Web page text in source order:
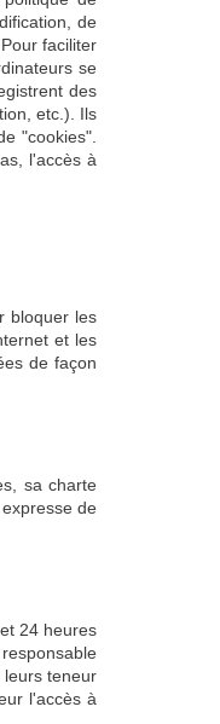
de
faciliter
se
des
etc.). Ils
"cookies".
l'accès à
bloquer les
et les
de façon
sa charte
de
24 heures
teneur
l'accès à